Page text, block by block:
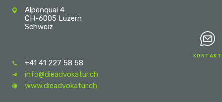
KONTAKT
Alpenquai 4
CH-6005 Luzern
Schweiz
+41 41 227 58 58
info@dieadvokatur.ch
www.dieadvokatur.ch